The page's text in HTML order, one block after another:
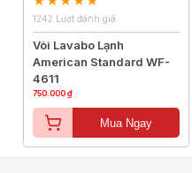
1242 Lượt đánh giá
Vòi Lavabo Lạnh
American Standard WF-
4611
750.000 ₫
Mua Ngay